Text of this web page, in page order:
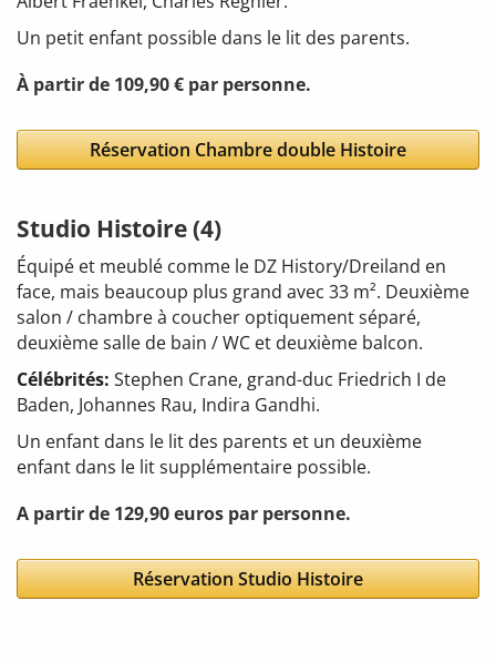
Un petit enfant possible dans le lit des parents.
À partir de 109,90 € par personne.
Réservation Chambre double Histoire
Studio Histoire (4)
Équipé et meublé comme le DZ History/Dreiland en
face, mais beaucoup plus grand avec 33 m². Deuxième
salon / chambre à coucher optiquement séparé,
deuxième salle de bain / WC et deuxième balcon.
Célébrités: Stephen Crane, grand-duc Friedrich I de
Baden, Johannes Rau, Indira Gandhi.
Un enfant dans le lit des parents et un deuxième
enfant dans le lit supplémentaire possible.
A partir de 129,90 euros par personne.
Réservation Studio Histoire